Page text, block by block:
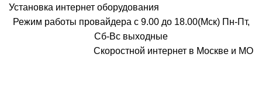
Установка интернет оборудования
Режим работы провайдера с 9.00 до 18.00(Мск) Пн-Пт,
Сб-Вс выходные
Скоростной интернет в Москве и МО